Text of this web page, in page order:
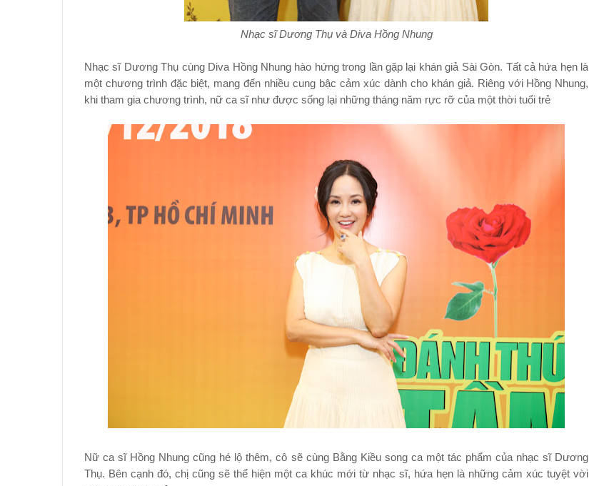
Nhạc sĩ Dương Thụ và Diva Hồng Nhung
Nhạc sĩ Dương Thụ cùng Diva Hồng Nhung hào hứng trong lần gặp lại khán giả Sài Gòn. Tất cả hứa hẹn là
một chương trình đặc biệt, mang đến nhiều cung bậc cảm xúc dành cho khán giả. Riêng với Hồng Nhung,
khi tham gia chương trình, nữ ca sĩ như được sống lại những tháng năm rực rỡ của một thời tuổi trẻ
Nữ ca sĩ Hồng Nhung cũng hé lộ thêm, cô sẽ cùng Bằng Kiều song ca một tác phẩm của nhạc sĩ Dương
Thụ. Bên cạnh đó, chị cũng sẽ thể hiện một ca khúc mới từ nhạc sĩ, hứa hẹn là những cảm xúc tuyệt vời